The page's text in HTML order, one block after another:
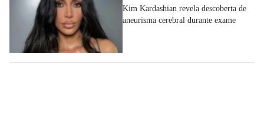
Kim Kardashian revela descoberta de
aneurisma cerebral durante exame